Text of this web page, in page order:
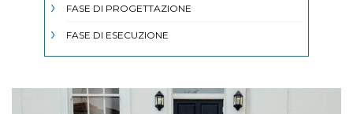
FASE DI PROGETTAZIONE
FASE DI ESECUZIONE